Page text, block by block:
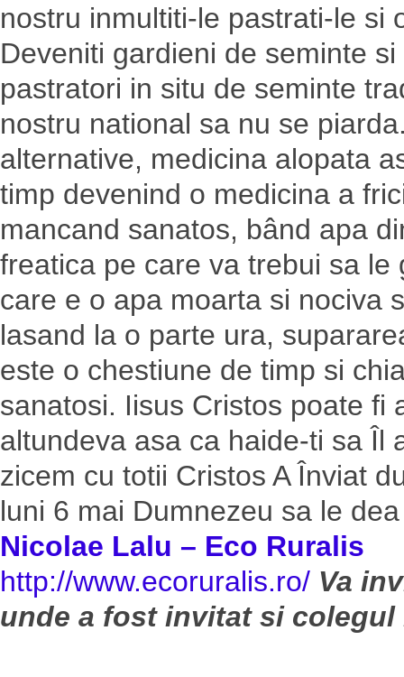
nostru inmultiti-le pastrati-le si
Deveniti gardieni de seminte
pastratori in situ de seminte
nostru national sa nu se
alternative, medicina alopata
timp devenind o medicina a
mancand sanatos, bând apa
freatica pe care va trebui sa
care e o apa moarta si nociva
lasand la o parte ura,
este o chestiune de timp si
sanatosi. Iisus Cristos poate fi
altundeva asa ca haide-ti sa Îl
zicem cu totii Cristos A Înviat
luni 6 mai Dumnezeu sa le
Nicolae Lalu – Eco Ruralis
http://www.ecoruralis.ro/ Va
unde a fost invitat si colegul